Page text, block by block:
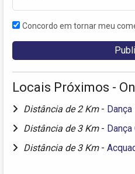
Concordo em tornar meu
Locais Próximos -
Distância de 2 Km -
Distância de 3 Km -
Distância de 3 Km -